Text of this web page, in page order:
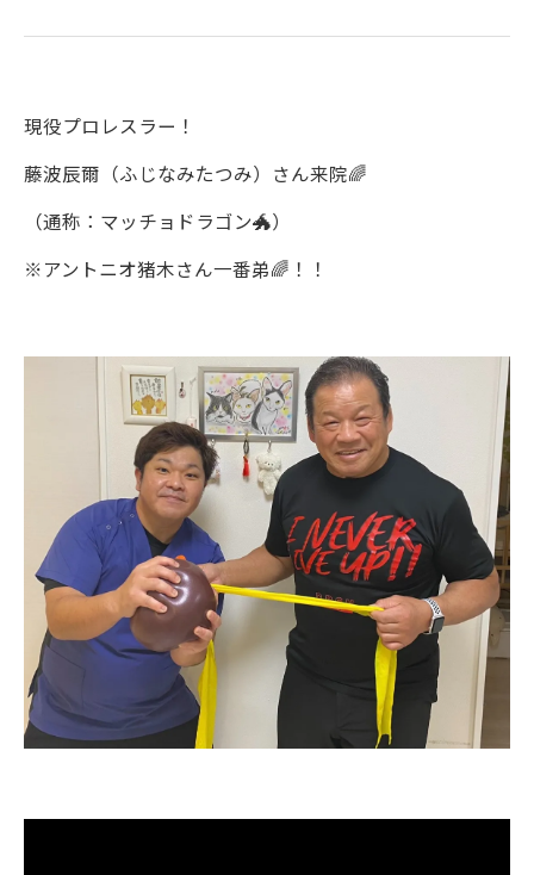
現役プロレスラー！
藤波辰爾（ふじなみたつみ）さん来院🌈
（通称：マッチョドラゴン🐲）
※アントニオ猪木さん一番弟🌈！！